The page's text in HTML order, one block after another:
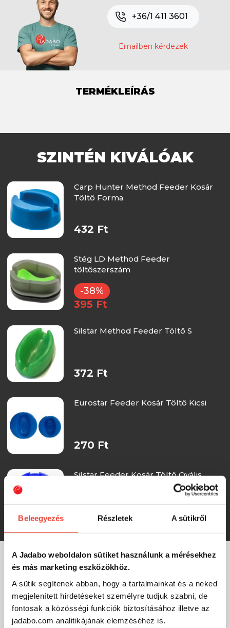
Beleegyezés Részletek A sütikről
A Jadabo weboldalon sütiket használunk a mérésekhez
és más marketing eszközökhöz.
A sütik segítenek abban, hogy a tartalmainkat és a neked
megjelenített hirdetéseket személyre tudjuk szabni, de
fontosak a közösségi funkciók biztosításához illetve az
jadabo.com analitikájának elemzéséhez is.
+36/1 411 3601
Emailben kérdezek
TERMÉKLEÍRÁS
SZINTÉN KIVÁLÓAK
Carp Hunter Method Feeder Kosár
Töltő Forma
432 Ft
Stég LD Method Feeder
töltőszerszám
-38%
395 Ft
Silstar Method Feeder Töltő S
372 Ft
Eurostar Feeder Kosár Töltő Kicsi
270 Ft
Silstar Feeder Kosár Töltő Ovális
195 Ft
MÁRKÁINK